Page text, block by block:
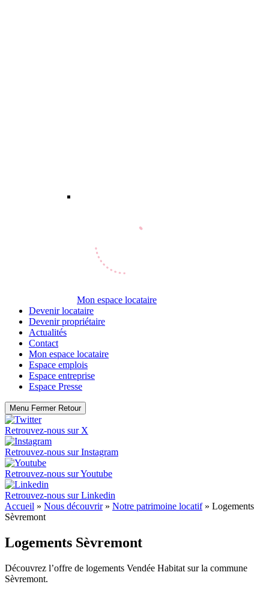
Mon espace locataire
Devenir locataire
Devenir propriétaire
Actualités
Contact
Mon espace locataire
Espace emplois
Espace entreprise
Espace Presse
Menu Fermer Retour
Retrouvez-nous sur X
Retrouvez-nous surInstagram
Retrouvez-nous surYoutube
Retrouvez-nous surLinkedin
Accueil » Nous découvrir» Notre patrimoine locatif» Logements
Sèvremont
Logements Sèvremont
Découvrez l’offre de logements Vendée Habitat sur la commune
Sèvremont.